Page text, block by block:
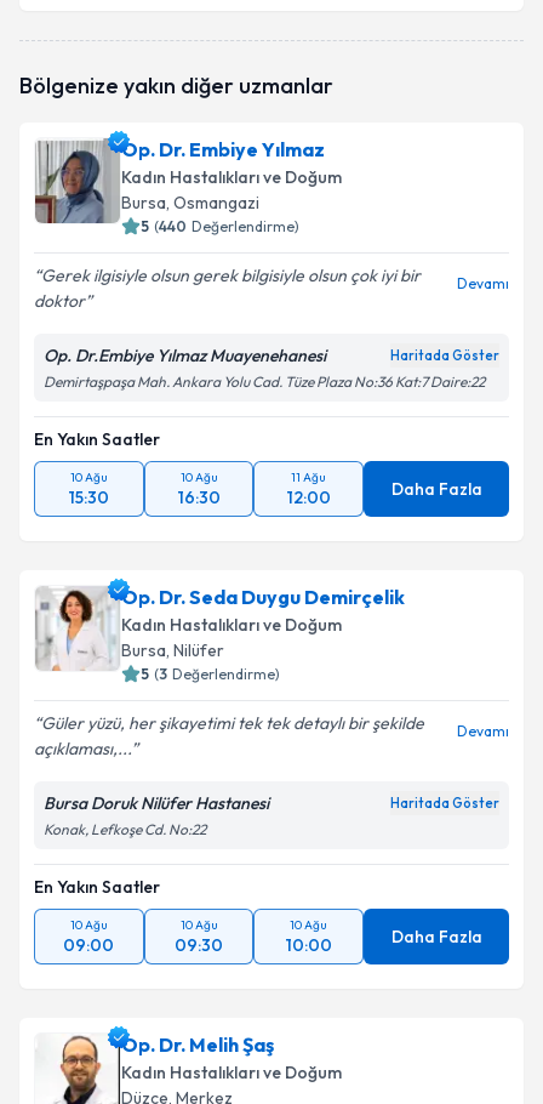
oluşturun. Size bu uzmandan randevu almanız için bir
E-posta Adresiniz
Kişisel verilerimin işlenmesine ilişkinAydınlatma
Bölgenize yakın diğer uzmanlar
Op. Dr. Embiye Yılmaz
Kadın Hastalıkları ve Doğum
Bursa, Osmangazi
5 (440 Değerlendirme)
Gerek ilgisiyle olsun gerek bilgisiyle olsun çok iyi bir
doktor
Devamı
Op. Dr.Embiye Yılmaz Muayenehanesi Haritada Göster
Demirtaşpaşa Mah. Ankara Yolu Cad. Tüze Plaza No:36 Kat:7 Daire:22
En Yakın Saatler
10 Ağu
15:30
10 Ağu
16:30
11 Ağu
12:00 Daha Fazla
Op. Dr. Seda Duygu Demirçelik
Kadın Hastalıkları ve Doğum
Bursa, Nilüfer
5 (3 Değerlendirme)
Güler yüzü, her şikayetimi tek tek detaylı bir şekilde
açıklaması,...
Devamı
Bursa Doruk Nilüfer Hastanesi Haritada Göster
Konak, Lefkoşe Cd. No:22
En Yakın Saatler
10 Ağu
09:00
10 Ağu
09:30
10 Ağu
10:00 Daha Fazla
Op. Dr. Melih Şaş
Kadın Hastalıkları ve Doğum
Düzce, Merkez